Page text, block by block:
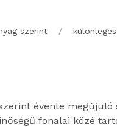
szerint
évente
fonalai közé